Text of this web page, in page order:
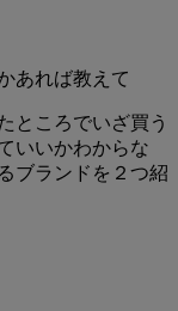
あれば教えて
ところでいざ買う
いいかわからな
ブランドを２つ紹